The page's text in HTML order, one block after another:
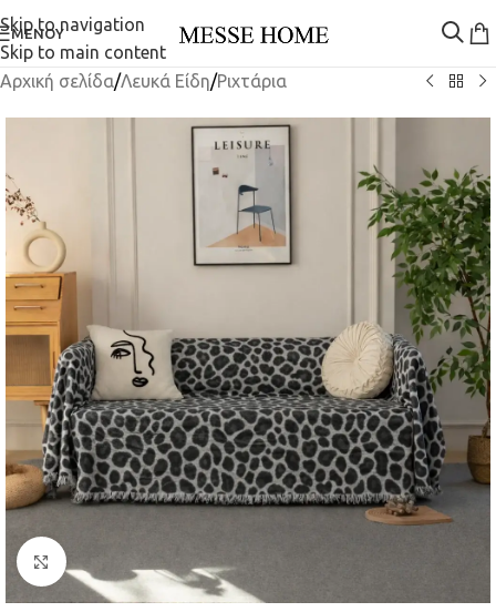
Skip to navigation
Skip to main content
ΜΕΝΟΎ
Αρχική σελίδα/Λευκά Είδη/Ριχτάρια
Κλικ για μεγέθυνση